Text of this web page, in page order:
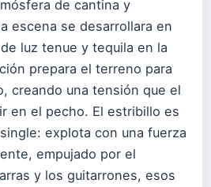
de cantina y
escena se desarrollara en
luz tenue y tequila en la
prepara el terreno para
creando una tensión que el
en el pecho. El estribillo es
explota con una fuerza
empujado por el
y los guitarrones, esos